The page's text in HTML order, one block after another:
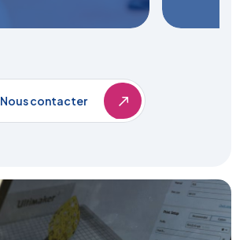
Nous contacter